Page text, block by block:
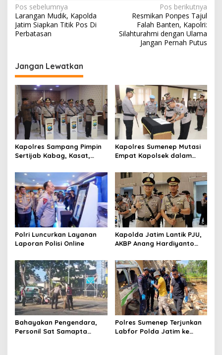
N
a
v
g
a
s
i
p
o
s
Pos sebelumnya
Larangan Mudik, Kapolda
Jatim Siapkan Titik Pos Di
Perbatasan
Pos berikutnya
Resmikan Ponpes Tajul
Falah Banten, Kapolri:
Silahturahmi dengan Ulama
Jangan Pernah Putus
Jangan Lewatkan
Kapolres Sampang Pimpin
Sertijab Kabag, Kasat,
Kapolres Sumenep Mutasi
Empat Kapolsek dalam
Polri Luncurkan Layanan
Laporan Polisi Online
Kapolda Jatim Lantik PJU,
AKBP Anang Hardiyanto
Bahayakan Pengendara,
Personil Sat Samapta
Polres Sumenep Terjunkan
Labfor Polda Jatim ke